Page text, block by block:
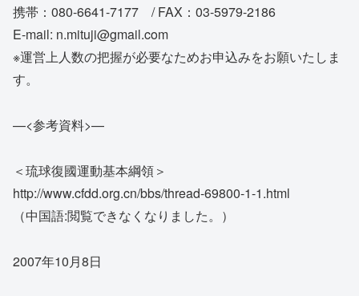
携帯：080-6641-7177 / FAX：03-5979-2186
E-mail: n.mituji@gmail.com
※運営上人数の把握が必要なためお申込みをお願いたしま
す。
—<参考資料>—
＜琉球復國運動基本綱領＞
http://www.cfdd.org.cn/bbs/thread-69800-1-1.html
（中国語:閲覧できなくなりました。）
2007年10月8日